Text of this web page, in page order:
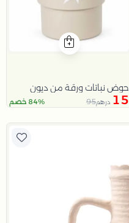
حوض نباتات ورقة من ديون
15 درهم95 84% خصم